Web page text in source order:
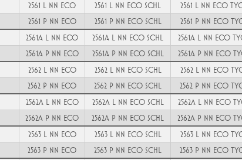
2561 L NN ECO 2561 L NN ECO SCHL
2561 L NN ECO
2561 P NN ECO 2561 P NN ECO SCHL 2561 P NN ECO
2561A L NN ECO 2561A L NN ECO SCHL
2561A L NN ECO
2561A P NN ECO 2561A P NN ECO SCHL 2561A P NN ECO
2562 L NN ECO 2562 L NN ECO SCHL
2562 L NN ECO
2562 P NN ECO 2562 P NN ECO SCHL 2562 P NN ECO
2562A L NN ECO 2562A L NN ECO SCHL
2562A L NN ECO
2562A P NN ECO 2562A P NN ECO SCHL 2562A P NN ECO
2563 L NN ECO 2563 L NN ECO SCHL
2563 L NN ECO
2563 P NN ECO 2563 P NN ECO SCHL 2563 P NN ECO